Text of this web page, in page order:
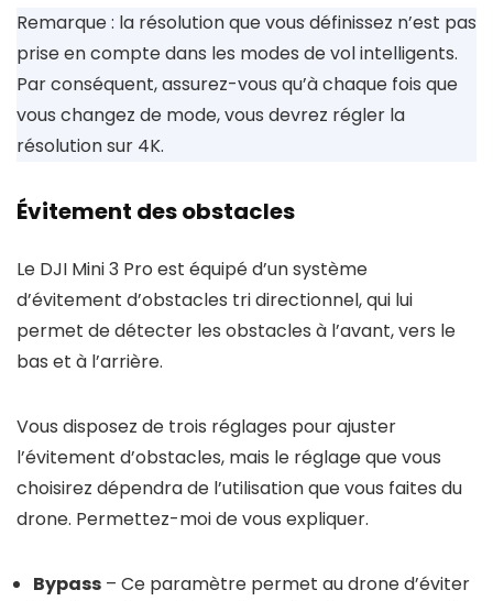
Remarque : la résolution que vous définissez n’est pas
prise en compte dans les modes de vol intelligents.
Par conséquent, assurez-vous qu’à chaque fois que
vous changez de mode, vous devrez régler la
résolution sur 4K.
Évitement des obstacles
Le DJI Mini 3 Pro est équipé d’un système
d’évitement d’obstacles tri directionnel, qui lui
permet de détecter les obstacles à l’avant, vers le
bas et à l’arrière.
Vous disposez de trois réglages pour ajuster
l’évitement d’obstacles, mais le réglage que vous
choisirez dépendra de l’utilisation que vous faites du
drone. Permettez-moi de vous expliquer.
Bypass – Ce paramètre permet au drone d’éviter